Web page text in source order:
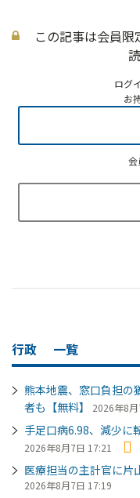
この記事は会員
ログ
お
会
行政 一覧
熊本地震、窓口負担
者も【無料】
2026年8
手足口病6.98、減少
2026年8月7日 17:21
医療担当の主計官に
2026年8月7日 17:19